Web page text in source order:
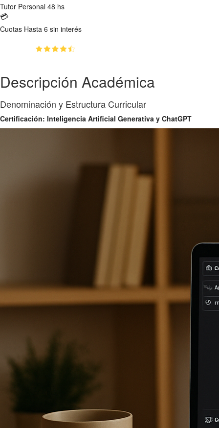
Tutor Personal 48 hs
💳
Cuotas Hasta 6 sin interés
Descripción Académica
Denominación y Estructura Curricular
Certificación: Inteligencia Artificial Generativa y ChatGPT